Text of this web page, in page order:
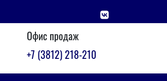
Офис продаж
+7 (3812) 218-210